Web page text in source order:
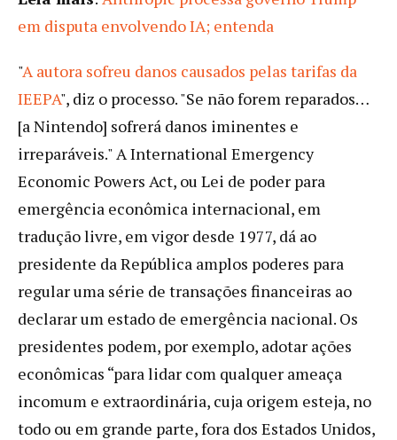
em disputa envolvendo IA; entenda
"A autora sofreu danos causados ​​pelas tarifas da
IEEPA", diz o processo. "Se não forem reparados…
[a Nintendo] sofrerá danos iminentes e
irreparáveis." A International Emergency
Economic Powers Act, ou Lei de poder para
emergência econômica internacional, em
tradução livre, em vigor desde 1977, dá ao
presidente da República amplos poderes para
regular uma série de transações financeiras ao
declarar um estado de emergência nacional. Os
presidentes podem, por exemplo, adotar ações
econômicas “para lidar com qualquer ameaça
incomum e extraordinária, cuja origem esteja, no
todo ou em grande parte, fora dos Estados Unidos,